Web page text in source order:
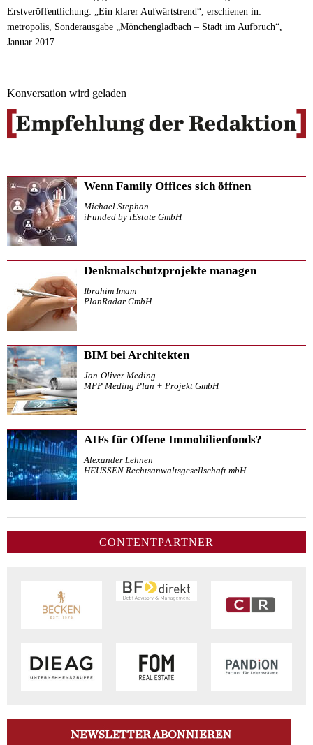
Erstveröffentlichung: „Ein klarer Aufwärtstrend“, erschienen in:
metropolis, Sonderausgabe „Mönchengladbach – Stadt im Aufbruch“,
Januar 2017
Konversation wird geladen
Wenn Family Offices sich öffnen
Michael Stephan
iFunded by iEstate GmbH
Denkmalschutzprojekte managen
Ibrahim Imam
PlanRadar GmbH
BIM bei Architekten
Jan-Oliver Meding
MPP Meding Plan + Projekt GmbH
AIFs für Offene Immobilienfonds?
Alexander Lehnen
HEUSSEN Rechtsanwaltsgesellschaft mbH
CONTENTPARTNER